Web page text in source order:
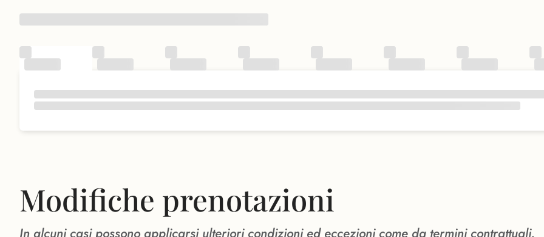
Modifiche prenotazioni
In alcuni casi possono applicarsi ulteriori condizioni ed eccezioni come da termini contrattuali.